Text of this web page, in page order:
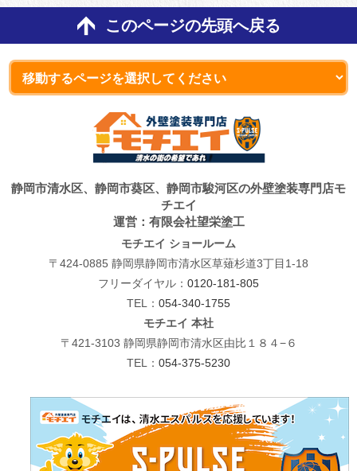
このページの先頭へ戻る
静岡市清水区、静岡市葵区、静岡市駿河区の外壁塗装専門店モ
チエイ
運営：有限会社望栄塗工
モチエイ ショールーム
〒424-0885 静岡県静岡市清水区草薙杉道3丁目1-18
フリーダイヤル： 0120-181-805
TEL： 054-340-1755
モチエイ 本社
〒421-3103 静岡県静岡市清水区由比１８４−６
TEL： 054-375-5230